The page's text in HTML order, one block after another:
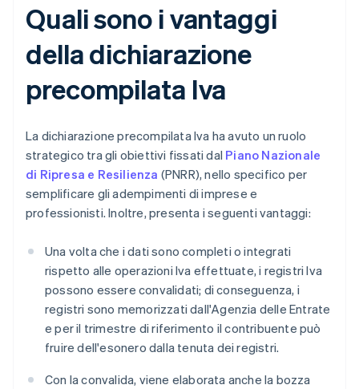
Quali sono i vantaggi
della dichiarazione
precompilata Iva
La dichiarazione precompilata Iva ha avuto un ruolo
strategico tra gli obiettivi fissati dal Piano Nazionale
di Ripresa e Resilienza (PNRR), nello specifico per
semplificare gli adempimenti di imprese e
professionisti. Inoltre, presenta i seguenti vantaggi:
Una volta che i dati sono completi o integrati
rispetto alle operazioni Iva effettuate, i registri Iva
possono essere convalidati; di conseguenza, i
registri sono memorizzati dall'Agenzia delle Entrate
e per il trimestre di riferimento il contribuente può
fruire dell'esonero dalla tenuta dei registri.
Con la convalida, viene elaborata anche la bozza